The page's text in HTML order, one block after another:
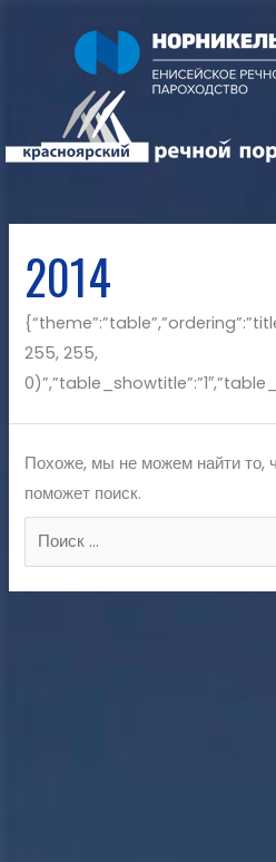
2014
255, 255,
Похоже, мы не можем найти то,
поможет поиск.